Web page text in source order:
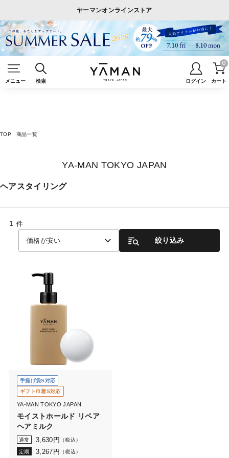
ヤーマンオンラインストア
メニュー 検索 ログイン カート
0
TOP 商品一覧
YA-MAN TOKYO JAPAN
ヘアスタイリング
1 件
価格が安い 絞り込み
手提げ袋S対応
ギフト巾着S対応
YA-MAN TOKYO JAPAN
モイストホールド リペア
ヘアミルク
通常 3,630 円 （税込）
定期 3,267 円 （税込）